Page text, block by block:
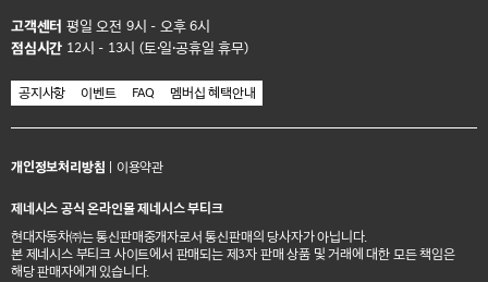
고객센터 평일 오전 9시 - 오후 6시
점심시간 12시 - 13시 (토·일·공휴일 휴무)
공지사항 이벤트 FAQ 멤버십 혜택안내
개인정보처리방침 이용약관
제네시스 공식 온라인몰 제네시스 부티크
현대자동차㈜는 통신판매중개자로서 통신판매의 당사자가 아닙니다.
본 제네시스 부티크 사이트에서 판매되는 제3자 판매 상품 및 거래에 대한 모든 책임은
해당 판매자에게 있습니다.